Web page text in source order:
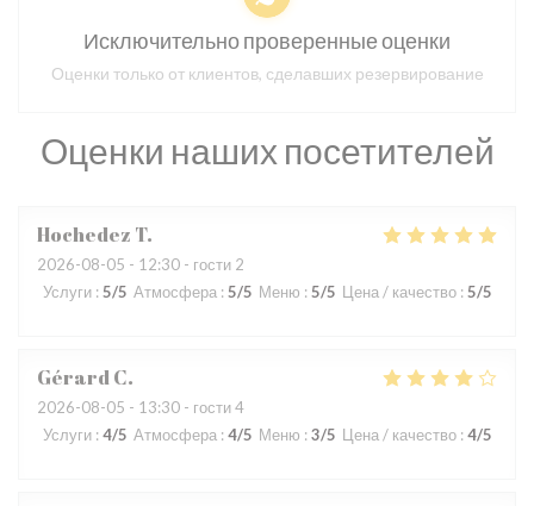
Оценки наших посетителей
Hochedez T
2026-08-05 - 12:30 - гости 2
Услуги : 5/5 Атмосфера : 5/5 Меню : 5/5 Цена / качество : 5/5
GérardC
2026-08-05 - 13:30 - гости 4
Услуги : 4/5 Атмосфера : 4/5 Меню : 3/5 Цена / качество : 4/5
Исключительно проверенные оценки
Оценки только от клиентов, сделавших резервирование